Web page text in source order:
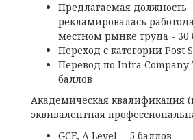
Предлагаемая должность
рекламировалась
местном рынке труда - 30
Переход с категории Post
Перевод по Intra Company
баллов
Академическая квалификация
эквивалентная
GCE, A Level - 5 баллов